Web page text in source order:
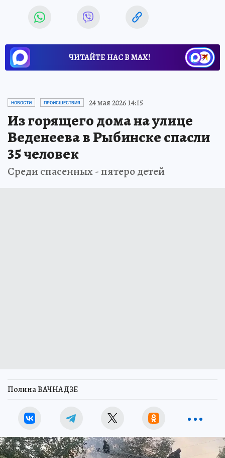
ЧИТАЙТЕ НАС В МАХ!
НОВОСТИ ПРОИСШЕСТВИЯ 24 мая 2026 14:15
Из горящего дома на улице
Веденеева в Рыбинске спасли
35 человек
Среди спасенных - пятеро детей
Полина ВАЧНАДЗЕ